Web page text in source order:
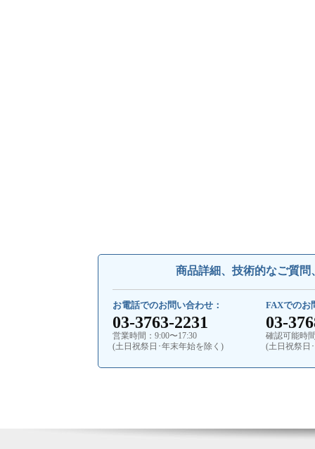
商品詳細、技術的なご質
お電話でのお問い合わせ：
03-3763-2231
営業時間：9:00〜17:30
(土日祝祭日･年末年始を除く)
FAXでのお
03-
確認可能時
(土日祝祭日